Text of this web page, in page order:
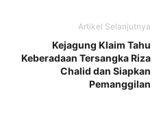
Artikel Selanjutnya
Kejagung Klaim Tahu
Keberadaan Tersangka Riza
Chalid dan Siapkan
Pemanggilan